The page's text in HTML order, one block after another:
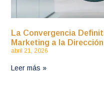
La Convergencia
Marketing a la
abril 21, 2026
Leer más »